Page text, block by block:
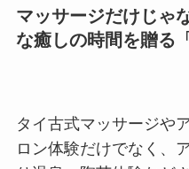
マッサージだけじゃ
な癒しの時間を贈る
タイ古式マッサージや
ロン体験だけでなく、